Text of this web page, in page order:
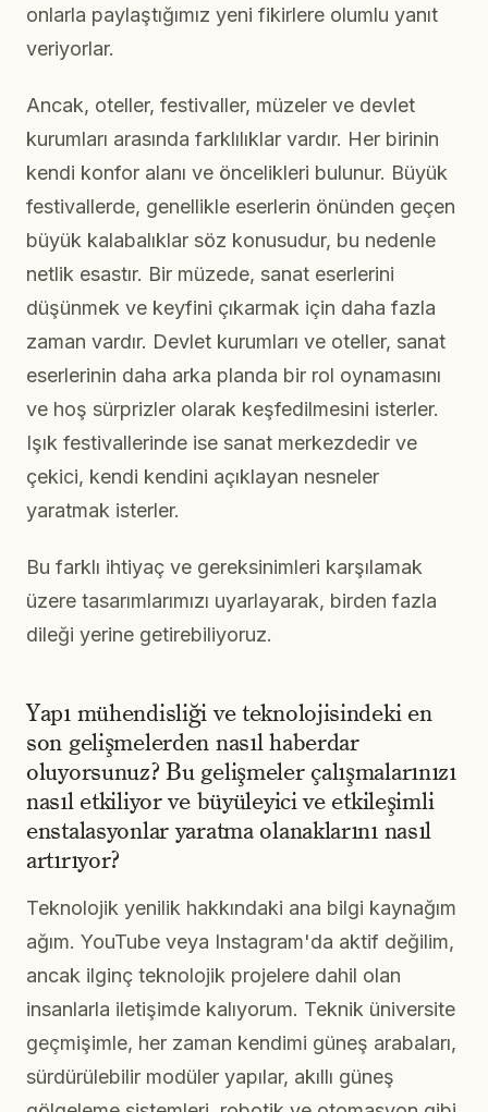
onlarla paylaştığımız yeni fikirlere olumlu yanıt
veriyorlar.
Ancak, oteller, festivaller, müzeler ve devlet
kurumları arasında farklılıklar vardır. Her birinin
kendi konfor alanı ve öncelikleri bulunur. Büyük
festivallerde, genellikle eserlerin önünden geçen
büyük kalabalıklar söz konusudur, bu nedenle
netlik esastır. Bir müzede, sanat eserlerini
düşünmek ve keyfini çıkarmak için daha fazla
zaman vardır. Devlet kurumları ve oteller, sanat
eserlerinin daha arka planda bir rol oynamasını
ve hoş sürprizler olarak keşfedilmesini isterler.
Işık festivallerinde ise sanat merkezdedir ve
çekici, kendi kendini açıklayan nesneler
yaratmak isterler.
Bu farklı ihtiyaç ve gereksinimleri karşılamak
üzere tasarımlarımızı uyarlayarak, birden fazla
dileği yerine getirebiliyoruz.
Yapı mühendisliği ve teknolojisindeki en
son gelişmelerden nasıl haberdar
oluyorsunuz? Bu gelişmeler çalışmalarınızı
nasıl etkiliyor ve büyüleyici ve etkileşimli
enstalasyonlar yaratma olanaklarını nasıl
artırıyor?
Teknolojik yenilik hakkındaki ana bilgi kaynağım
ağım. YouTube veya Instagram'da aktif değilim,
ancak ilginç teknolojik projelere dahil olan
insanlarla iletişimde kalıyorum. Teknik üniversite
geçmişimle, her zaman kendimi güneş arabaları,
sürdürülebilir modüler yapılar, akıllı güneş